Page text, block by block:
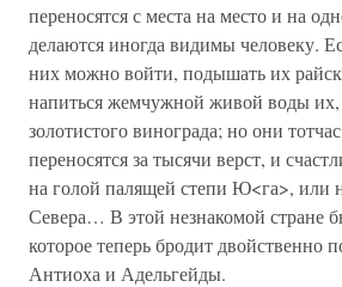
переносятся с места на место и на
делаются иногда видимы человеку.
них можно войти, подышать их
напиться жемчужной живой воды их,
золотистого винограда; но они
переносятся за тысячи верст, и
на голой палящей степи Ю<га>, или
Севера… В этой незнакомой стране
которое теперь бродит двойственно
Антиоха и Адельгейды.